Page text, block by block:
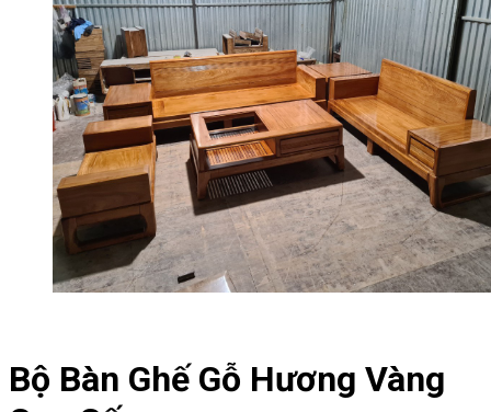
Bộ Bàn Ghế Gỗ Hương Vàng